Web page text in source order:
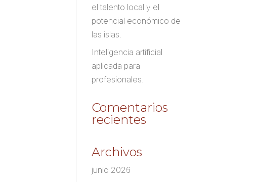
el talento local y el
potencial económico de
las islas.
Inteligencia artificial
aplicada para
profesionales.
Comentarios
recientes
Archivos
junio 2026